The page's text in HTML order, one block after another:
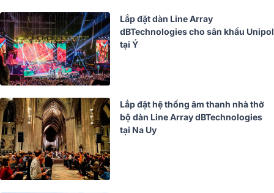
Lắp đặt dàn Line Array
dBTechnologies cho sân khấu Unipol
tại Ý
Lắp đặt hệ thống âm thanh nhà thờ
bộ dàn Line Array dBTechnologies
tại Na Uy